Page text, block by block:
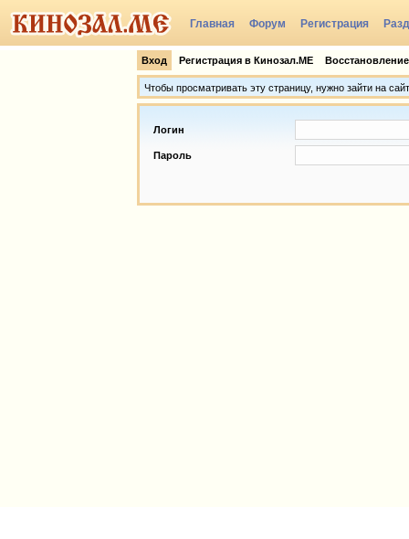
Главная Форум Регистрация
Вход Регистрация в Кинозал.МЕ
Чтобы просматривать эту страницу, нужно зайти на сайт
Логин
Пароль